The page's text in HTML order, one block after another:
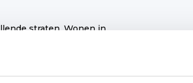
straten. Wonen in